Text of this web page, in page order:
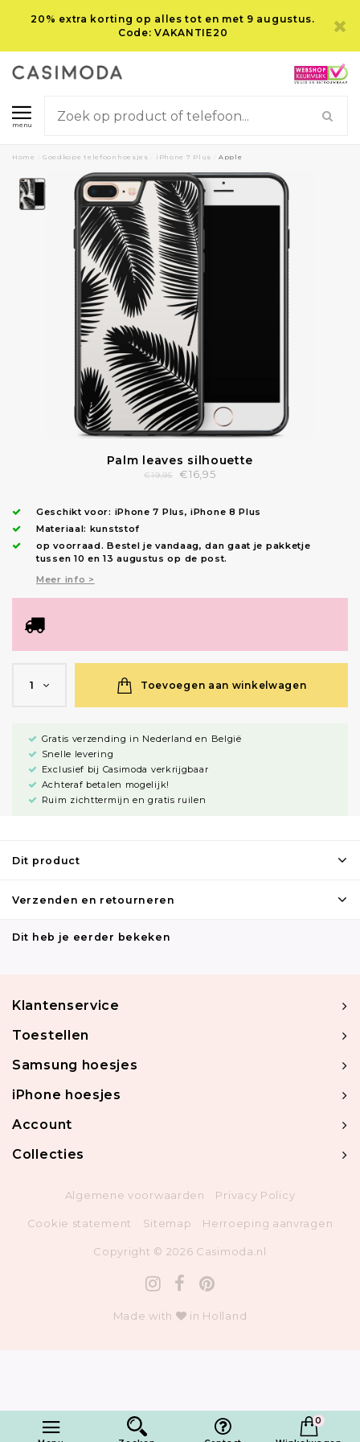
20% extra korting op alles tot en met 9 augustus.
Code: VAKANTIE20
menu
0
Home Goedkope telefoonhoesjes iPhone 7 Plus /Apple
Palm leaves silhouette
€19,95 €16,95
Geschikt voor: iPhone 7 Plus,iPhone 8 Plus
Materiaal: kunststof
op voorraad.Bestel je vandaag, dan gaat je pakketje
tussen 10 en 13 augustus op de post.
Meer info >
1 Toevoegen aan winkelwagen
Gratis verzending in Nederland en België
Snelle levering
Exclusief bij Casimoda verkrijgbaar
Achteraf betalen mogelijk!
Ruim zichttermijn en gratis ruilen
Dit product
Verzenden en retourneren
Dit heb je eerder bekeken
Klantenservice
Toestellen
Samsung hoesjes
iPhone hoesjes
Account
Collecties
Algemene voorwaarden Privacy Policy
Cookie statement Sitemap Herroeping aanvragen
Copyright © 2026 Casimoda.nl
Made with in Holland